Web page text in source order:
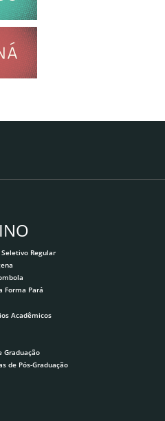
Seletivo Regular
Forma Pará
Acadêmicos
Graduação
de Pós-Graduação